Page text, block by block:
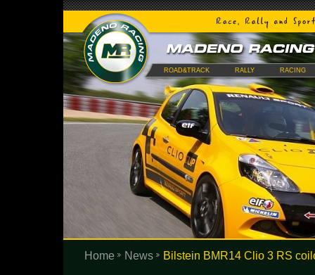
ROAD&TRACK RALLY RACING
Home News Bilstein BMR14 Clio 3 RS